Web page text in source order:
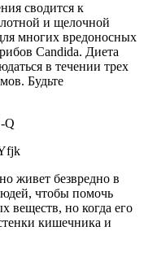
сводится к
и щелочной
многих вредоносных
Candida. Диета
в течении трех
Будьте
Q
живет безвредно в
чтобы помочь
веществ, но когда его
кишечника и